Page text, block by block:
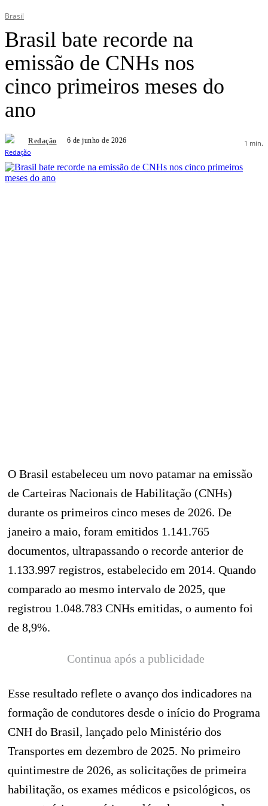
Brasil
Brasil bate recorde na
emissão de CNHs nos
cinco primeiros meses do
ano
Redação 6 de junho de 2026 1 min.
O Brasil estabeleceu um novo patamar na emissão
de Carteiras Nacionais de Habilitação (CNHs)
durante os primeiros cinco meses de 2026. De
janeiro a maio, foram emitidos 1.141.765
documentos, ultrapassando o recorde anterior de
1.133.997 registros, estabelecido em 2014. Quando
comparado ao mesmo intervalo de 2025, que
registrou 1.048.783 CNHs emitidas, o aumento foi
de 8,9%.
Continua após a publicidade
Esse resultado reflete o avanço dos indicadores na
formação de condutores desde o início do Programa
CNH do Brasil, lançado pelo Ministério dos
Transportes em dezembro de 2025. No primeiro
quintimestre de 2026, as solicitações de primeira
habilitação, os exames médicos e psicológicos, os